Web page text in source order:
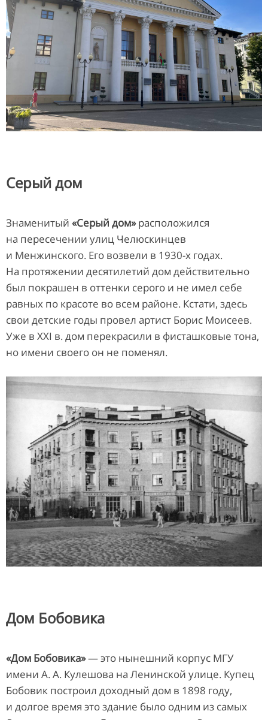
Серый дом
Знаменитый «Серый дом»расположился
на пересечении улиц Челюскинцев
и Менжинского. Его возвели в 1930-х годах.
На протяжении десятилетий дом действительно
был покрашен в оттенки серого и не имел себе
равных по красоте во всем районе. Кстати, здесь
свои детские годы провел артист Борис Моисеев.
Уже в XXI в. дом перекрасили в фисташковые тона,
но имени своего он не поменял.
Дом Бобовика
«Дом Бобовика»— это нынешний корпус МГУ
имени А. А. Кулешова на Ленинской улице. Купец
Бобовик построил доходный дом в 1898 году,
и долгое время это здание было одним из самых